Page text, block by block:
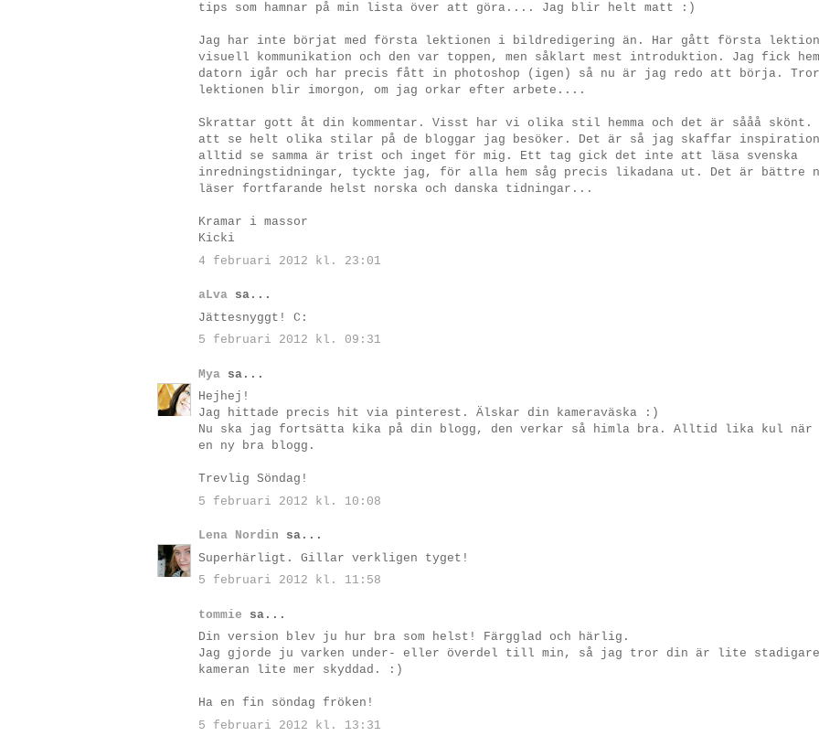
tips som hamnar på min lista över att göra.... Jag blir helt matt :)
Jag har inte börjat med första lektionen i bildredigering än. Har gått första
visuell kommunikation och den var toppen, men såklart mest introduktion. Jag fick
datorn igår och har precis fått in photoshop (igen) så nu är jag redo att börja.
lektionen blir imorgon, om jag orkar efter arbete....
Skrattar gott åt din kommentar. Visst har vi olika stil hemma och det är sååå
att se helt olika stilar på de bloggar jag besöker. Det är så jag skaffar
alltid se samma är trist och inget för mig. Ett tag gick det inte att läsa svenska
inredningstidningar, tyckte jag, för alla hem såg precis likadana ut. Det är bättre
läser fortfarande helst norska och danska tidningar...
Kramar i massor
Kicki
4 februari 2012 kl. 23:01
aLva sa...
Jättesnyggt! C:
5 februari 2012 kl. 09:31
Mya sa...
Hejhej!
Jag hittade precis hit via pinterest. Älskar din kameraväska :)
Nu ska jag fortsätta kika på din blogg, den verkar så himla bra. Alltid lika kul när
en ny bra blogg.
Trevlig Söndag!
5 februari 2012 kl. 10:08
Lena Nordin sa...
Superhärligt. Gillar verkligen tyget!
5 februari 2012 kl. 11:58
tommie sa...
Din version blev ju hur bra som helst! Färgglad och härlig.
Jag gjorde ju varken under- eller överdel till min, så jag tror din är lite
kameran lite mer skyddad. :)
Ha en fin söndag fröken!
5 februari 2012 kl. 13:31